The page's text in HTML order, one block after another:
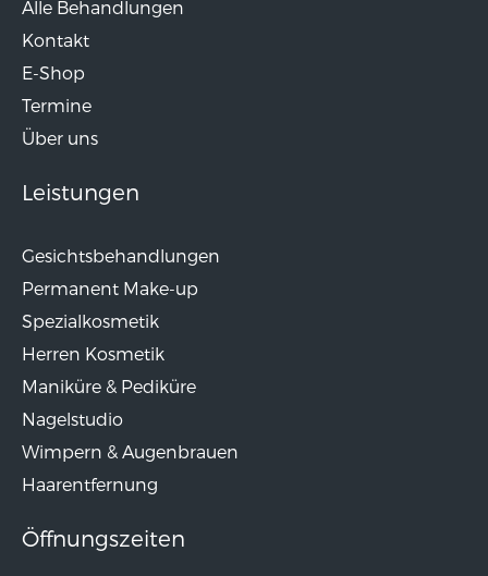
Alle Behandlungen
Kontakt
E-Shop
Termine
Über uns
Leistungen
Gesichtsbehandlungen
Permanent Make-up
Spezialkosmetik
Herren Kosmetik
Maniküre & Pediküre
Nagelstudio
Wimpern & Augenbrauen
Haarentfernung
Öffnungszeiten